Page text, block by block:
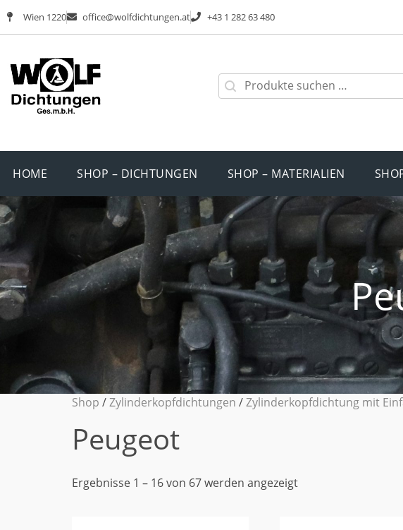
Wien 1220 office@wolfdichtungen.at +43 1 282 63 480
HOME SHOP – DICHTUNGEN SHOP – MATERIALIEN
Shop /Zylinderkopfdichtungen /Zylinderkopfdichtung mit
Peugeot
Ergebnisse 1 – 16 von 67 werden angezeigt